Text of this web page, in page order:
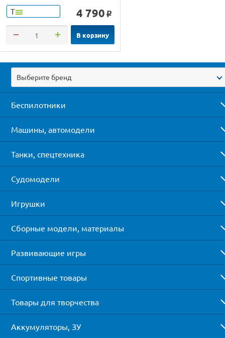
Т 4 790 o
В корзину
Выберите бренд
Беспилотники
Машины, автомодели
Танки, спецтехника
Судомодели
Игрушки
Сборные модели, материалы
Развивающие игры
Спортивные товары
Товары для творчества
Аккумуляторы, ЗУ